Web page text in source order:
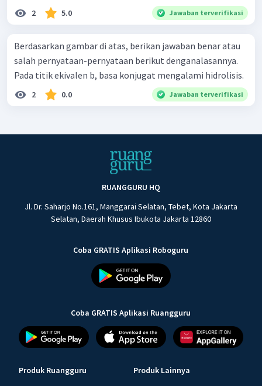
2 5.0 Jawaban terverifikasi
Berdasarkan gambar di atas, berikan jawaban benar atau
salah pernyataan-pernyataan berikut denganalasannya.
Pada titik ekivalen b, basa konjugat mengalami hidrolisis.
2 0.0 Jawaban terverifikasi
RUANGGURU HQ
Jl. Dr. Saharjo No.161, Manggarai Selatan, Tebet, Kota Jakarta
Selatan, Daerah Khusus Ibukota Jakarta 12860
Coba GRATIS Aplikasi Roboguru
Coba GRATIS Aplikasi Ruangguru
Produk Ruangguru Produk Lainnya